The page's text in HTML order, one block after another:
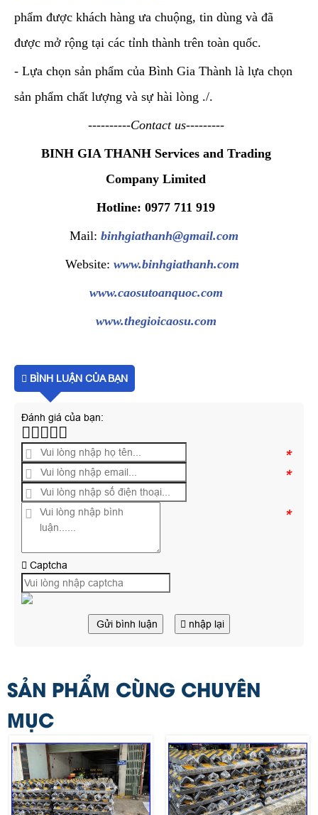
phẩm được khách hàng ưa chuộng, tin dùng và đã
được mở rộng tại các tỉnh thành trên toàn quốc.
- Lựa chọn sản phẩm của Bình Gia Thành là lựa chọn
sản phẩm chất lượng và sự hài lòng ./.
----------Contact us---------
BINH GIA THANH Services and Trading
Company Limited
Hotline: 0977 711 919
Mail:binhgiathanh@gmail.com
Website:www.binhgiathanh.com
www.caosutoanquoc.com
www.thegioicaosu.com
BÌNH LUẬN CỦA BẠN
Đánh giá của bạn:
*
*
*
Captcha
Gửi bình luận nhập lại
SẢN PHẨM CÙNG CHUYÊN
MỤC